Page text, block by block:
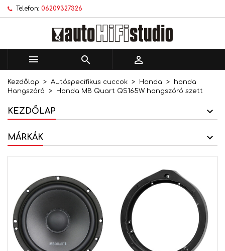
Telefon: 06209327326
  
Kezdőlap Autóspecifikus cuccok Honda
honda
Hangszóró
Honda MB Quart QS165W hangszóró szett
KEZDŐLAP
MÁRKÁK
Kívánságlistáim ×
Új lista létrehozása
Kívánságlista létrehozása ×
Kívánságlista neve
Bejelentkezés ×
történő mentéséhez.
Mégsem Bejelentkezés